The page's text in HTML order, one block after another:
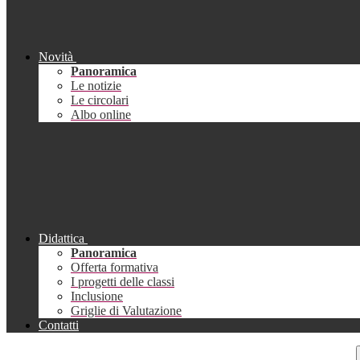
Novità
Panoramica
Le notizie
Le circolari
Albo online
Didattica
Panoramica
Offerta formativa
I progetti delle classi
Inclusione
Griglie di Valutazione
Contatti